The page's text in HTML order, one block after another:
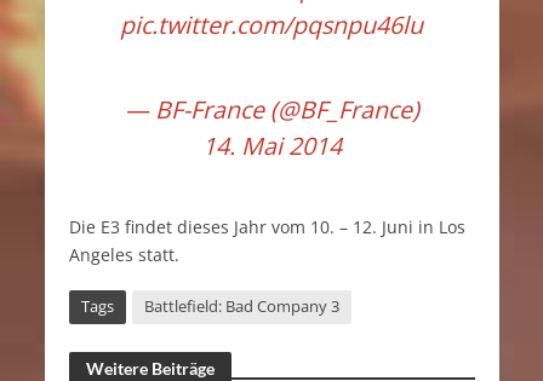
pic.twitter.com/pqsnpu46lu
— BF-France (@BF_France)
14. Mai 2014
Die E3 findet dieses Jahr vom 10. – 12. Juni in Los
Angeles statt.
Tags Battlefield: Bad Company 3
Weitere Beiträge